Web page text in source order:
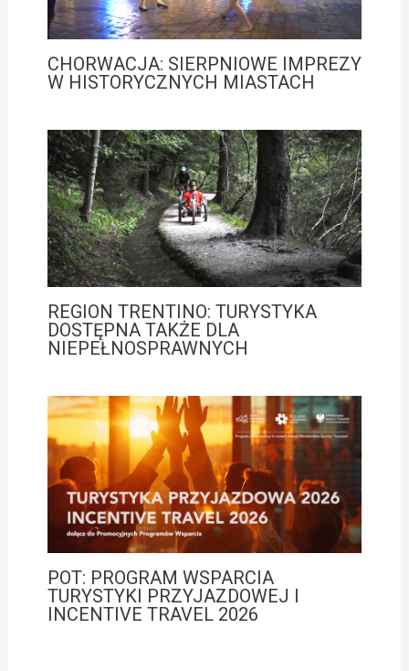
CHORWACJA: SIERPNIOWE IMPREZY
W HISTORYCZNYCH MIASTACH
REGION TRENTINO: TURYSTYKA
DOSTĘPNA TAKŻE DLA
NIEPEŁNOSPRAWNYCH
POT: PROGRAM WSPARCIA
TURYSTYKI PRZYJAZDOWEJ I
INCENTIVE TRAVEL 2026